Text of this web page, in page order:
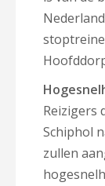
Reizigers
Schiphol
zullen